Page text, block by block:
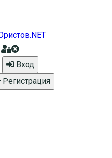
Вход
Регистрация